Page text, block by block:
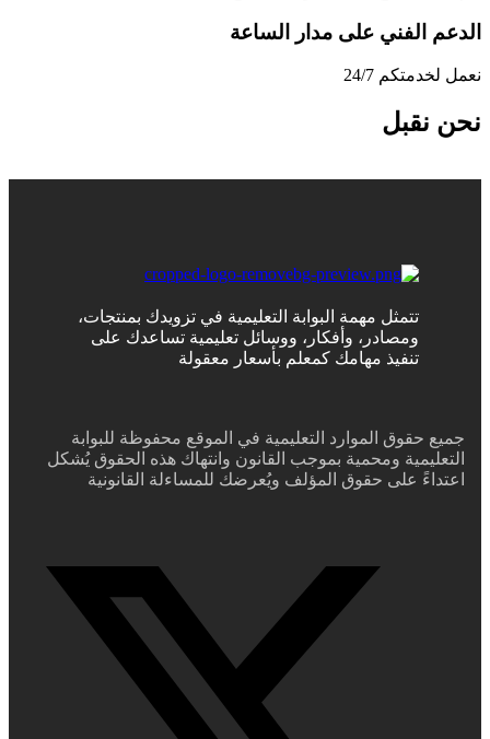
الدعم الفني على مدار الساعة
نعمل لخدمتكم 24/7
نحن نقبل
تتمثل مهمة البوابة التعليمية في تزويدك بمنتجات،
ومصادر، وأفكار، ووسائل تعليمية تساعدك على
تنفيذ مهامك كمعلم بأسعار معقولة
جميع حقوق الموارد التعليمية في الموقع محفوظة للبوابة
التعليمية ومحمية بموجب القانون وانتهاك هذه الحقوق يُشكل
اعتداءً على حقوق المؤلف ويُعرضك للمساءلة القانونية